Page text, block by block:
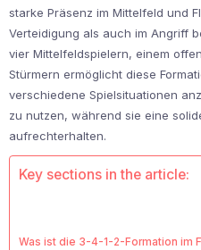
starke Präsenz im Mittelfeld und
Verteidigung als auch im Angriff
vier Mittelfeldspielern, einem
Stürmern ermöglicht diese
verschiedene Spielsituationen
zu nutzen, während sie eine
aufrechterhalten.
Key sections in the article:
Was ist die 3-4-1-2-Formation im